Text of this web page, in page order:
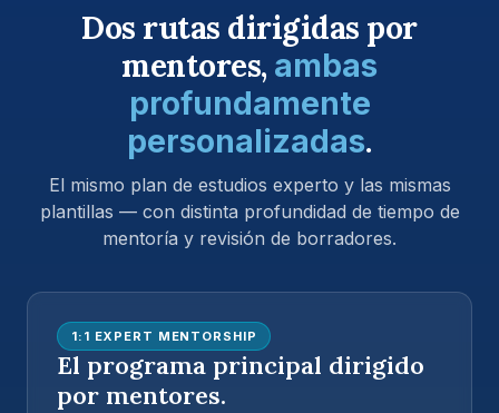
Dos rutas dirigidas por
mentores, ambas
profundamente
personalizadas.
El mismo plan de estudios experto y las mismas
plantillas — con distinta profundidad de tiempo de
mentoría y revisión de borradores.
1:1 EXPERT MENTORSHIP
El programa principal dirigido
por mentores.